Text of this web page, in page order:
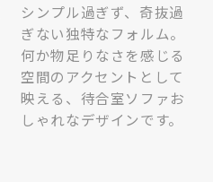
シンプル過ぎず、奇抜過
ぎない独特なフォルム。
何か物足りなさを感じる
空間のアクセントとして
映える、待合室ソファお
しゃれなデザインです。